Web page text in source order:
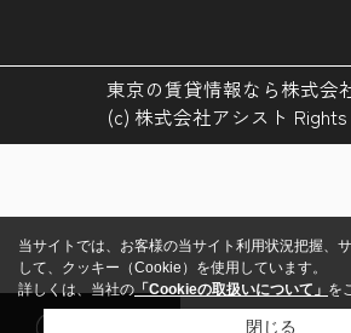
東京の賃貸情報なら株式会
(c) 株式会社アシスト Rights
当サイトでは、お客様の当サイト利用状況把握、
して、クッキー（Cookie）を使用しています。
詳しくは、当社の 「Cookieの取扱いについて」 を
閉じる